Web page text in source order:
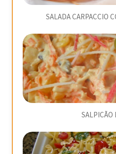
SALADA CARPACCIO
SALPICÃO